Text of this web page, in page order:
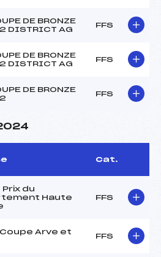
DE BRONZE
DISTRICT AG
FFS
DE BRONZE
DISTRICT AG
FFS
DE BRONZE
FFS
Cat.
Prix du
Haute
FFS
Arve et
FFS